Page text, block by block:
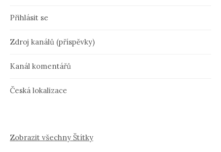
Přihlásit se
Zdroj kanálů (příspěvky)
Kanál komentářů
Česká lokalizace
Zobrazit všechny Štítky